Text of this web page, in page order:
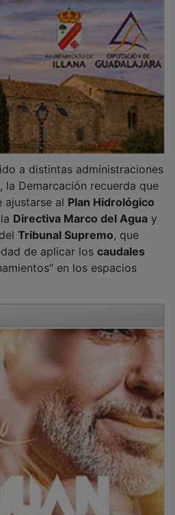
la Demarcación recuerda que
ajustarse alPlan Hidrológico
laDirectiva Marco del Aguay
Tribunal Supremo, que
de aplicar loscaudales
en los espacios